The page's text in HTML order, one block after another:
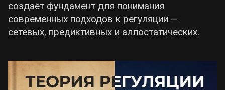
создаёт фундамент для понимания
современных подходов к регуляции —
сетевых, предиктивных и аллостатических.